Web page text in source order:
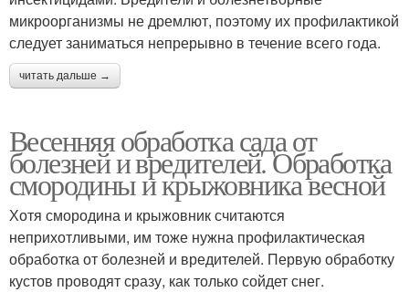
микроорганизмы не дремлют, поэтому их профилактикой
следует заниматься непрерывно в течение всего года.
читать дальше →
Весенняя обработка сада от
болезней и вредителей. Обработка
смородины и крыжовника весной
Хотя смородина и крыжовник считаются
неприхотливыми, им тоже нужна профилактическая
обработка от болезней и вредителей. Первую обработку
кустов проводят сразу, как только сойдет снег.